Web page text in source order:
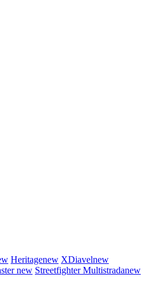
Heritagenew XDiavelnew
new StreetfighterMultistradanew